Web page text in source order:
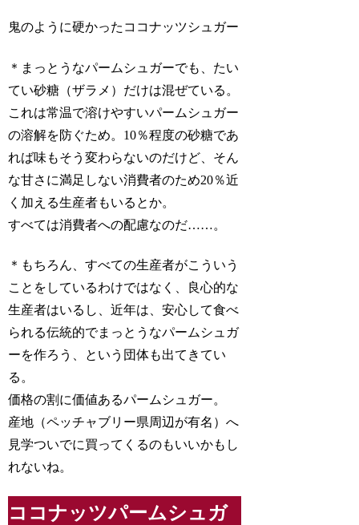
鬼のように硬かったココナッツシュガー
＊まっとうなパームシュガーでも、たい
てい砂糖（ザラメ）だけは混ぜている。
これは常温で溶けやすいパームシュガー
の溶解を防ぐため。10％程度の砂糖であ
れば味もそう変わらないのだけど、そん
な甘さに満足しない消費者のため20％近
く加える生産者もいるとか。
すべては消費者への配慮なのだ……。
＊もちろん、すべての生産者がこういう
ことをしているわけではなく、良心的な
生産者はいるし、近年は、安心して食べ
られる伝統的でまっとうなパームシュガ
ーを作ろう、という団体も出てきてい
る。
価格の割に価値あるパームシュガー。
産地（ペッチャブリー県周辺が有名）へ
見学ついでに買ってくるのもいいかもし
れないね。
ココナッツパームシュガ